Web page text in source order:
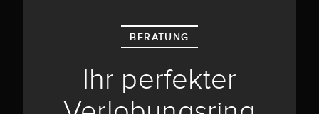
BERATUNG
Ihr perfekter